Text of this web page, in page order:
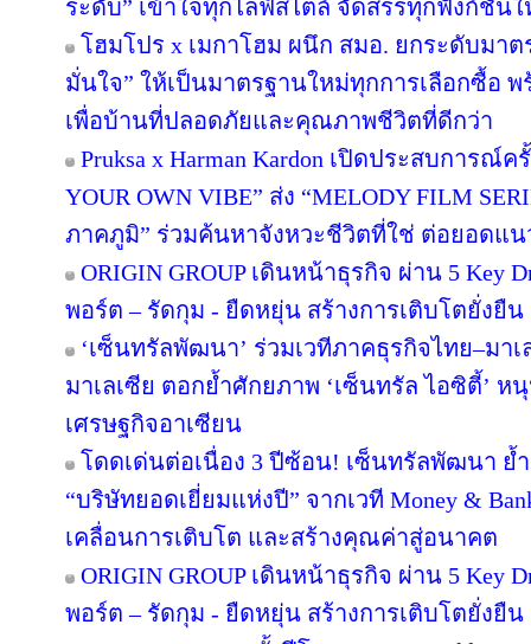
ระดับ” เข้าใจทุกไลฟ์สไตล์ จัดสรรทุกฟังก์ชัน
โฮมโปร x เมกาโฮม ผนึก สมอ. ยกระดับมา
มั่นใจ” ให้เป็นมาตรฐานใหม่ทุกการเลือกซื้อ
เพื่อบ้านที่ปลอดภัยและคุณภาพชีวิตที่ดีกว่า
Pruksa x Harman Kardon เปิดประสบการณ์
YOUR OWN VIBE” ส่ง “MELODY FILM
ภาคภูมิ” ร่วมค้นหาจังหวะชีวิตที่ใช่ ต่อยอดแน
ORIGIN GROUP เดินหน้าธุรกิจ ผ่าน 5 Key
พอร์ต – รัดกุม - ยืดหยุ่น สร้างการเติบโตยั่งยื
‘เซ็นทรัลพัฒนา’ ร่วมเวทีภาคธุรกิจไทย–มา
มาเลเซีย ตอกย้ำศักยภาพ ‘เซ็นทรัล ไอซิตี้’
เศรษฐกิจอาเซียน
โดดเด่นต่อเนื่อง 3 ปีซ้อน! เซ็นทรัลพัฒนา ย้ำ
“บริษัทยอดเยี่ยมแห่งปี” จากเวที Money &
เคลื่อนการเติบโต และสร้างคุณค่าสู่อนาคต
ORIGIN GROUP เดินหน้าธุรกิจ ผ่าน 5 Key
พอร์ต – รัดกุม - ยืดหยุ่น สร้างการเติบโตยั่งยื